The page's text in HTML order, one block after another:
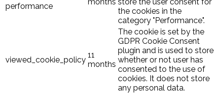
performance
the cookies in the
category "Performance".
viewed_cookie_policy
11
months
The cookie is set by the
GDPR Cookie Consent
plugin and is used to store
whether or not user has
consented to the use of
cookies. It does not store
any personal data.